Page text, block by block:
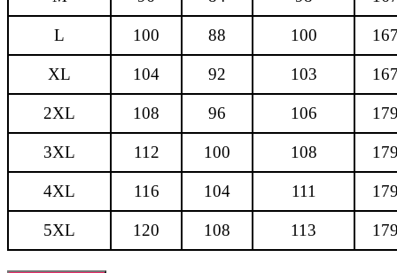
L 100 88 100
XL 104 92 103
2XL 108 96 106
3XL 112 100 108
4XL 116 104 111
5XL 120 108 113